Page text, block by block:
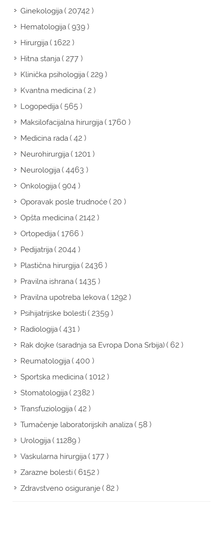
Ginekologija( 20742 )
Hematologija( 939 )
Hirurgija( 1622 )
Hitna stanja( 277 )
Klinička psihologija( 229 )
Kvantna medicina( 2 )
Logopedija( 565 )
Maksilofacijalna hirurgija( 1760 )
Medicina rada( 42 )
Neurohirurgija( 1201 )
Neurologija( 4463 )
Onkologija( 904 )
Oporavak posle trudnoće( 20 )
Opšta medicina( 2142 )
Ortopedija( 1766 )
Pedijatrija( 2044 )
Plastična hirurgija( 2436 )
Pravilna ishrana( 1435 )
Pravilna upotreba lekova( 1292 )
Psihijatrijske bolesti( 2359 )
Radiologija( 431 )
Rak dojke (saradnja sa Evropa Dona Srbija)( 62 )
Reumatologija( 400 )
Sportska medicina( 1012 )
Stomatologija( 2382 )
Transfuziologija( 42 )
Tumačenje laboratorijskih analiza( 58 )
Urologija( 11289 )
Vaskularna hirurgija( 177 )
Zarazne bolesti( 6152 )
Zdravstveno osiguranje( 82 )